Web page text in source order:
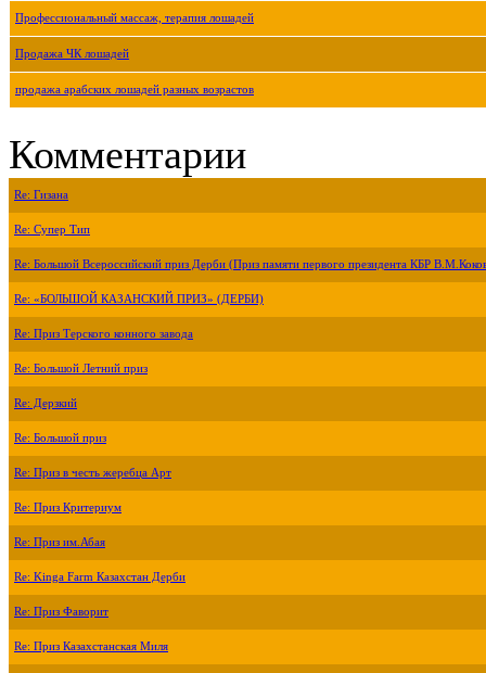
Профессиональный массаж, терапия лошадей
Продажа ЧК лошадей
продажа арабских лошадей разных возрастов
Комментарии
Re: Гизана
Re: Супер Тип
Re: Большой Всероссийский приз Дерби (Приз памяти первого президента КБР
Re: «БОЛЬШОЙ КАЗАНСКИЙ ПРИЗ» (ДЕРБИ)
Re: Приз Терского конного завода
Re: Большой Летний приз
Re: Дерзкий
Re: Большой приз
Re: Приз в честь жеребца Арт
Re: Приз Критериум
Re: Приз им.Абая
Re: Kinga Farm Казахстан Дерби
Re: Приз Фаворит
Re: Приз Казахстанская Миля